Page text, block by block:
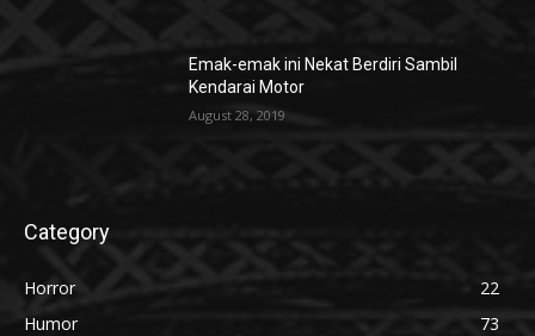
Emak-emak ini Nekat Berdiri Sambil
Kendarai Motor
August 28, 2019
Category
Horror
22
Humor
73